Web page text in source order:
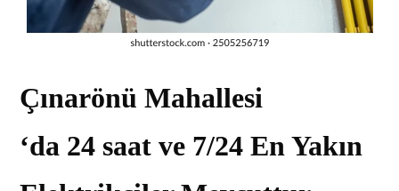
Çınarönü Mahallesi
‘da 24 saat ve 7/24 En Yakın